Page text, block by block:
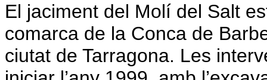
El jaciment del Molí del Salt
comarca de la Conca de
ciutat de Tarragona. Les